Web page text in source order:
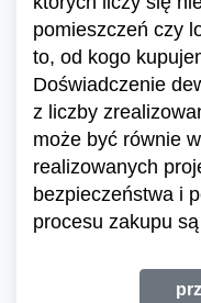
pomieszczeń czy
to, od kogo
Doświadczenie
z liczby
może być równie
realizowanych
bezpieczeństwa i
procesu zakupu